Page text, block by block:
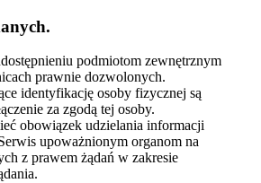
podmiotom zewnętrznym
prawnie dozwolonych.
identyfikację osoby fizycznej są
za zgodą tej osoby.
obowiązek udzielania informacji
upoważnionym organom na
z prawem żądań w zakresie